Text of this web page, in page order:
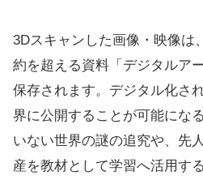
3Dスキャンした画像・映像は
約を超える資料「デジタルア
保存されます。デジタル化さ
界に公開することが可能にな
いない世界の謎の追究や、先
産を教材として学習へ活用す